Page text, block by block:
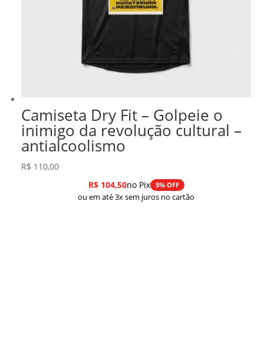
Camiseta Dry Fit – Golpeie o
inimigo da revolução cultural –
antialcoolismo
R$ 110,00
R$104,50no Pix 5% OFF
ou em até 3x sem juros no cartão